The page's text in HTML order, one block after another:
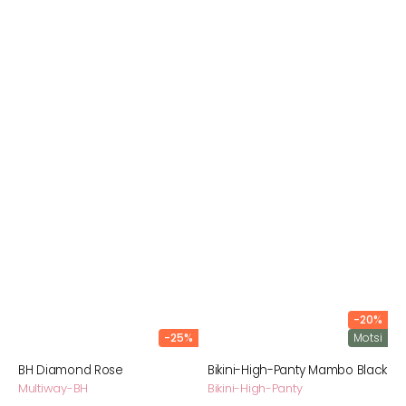
-25%
BH Diamond Rose
Multiway-BH
-20%
Motsi
Bikini-High-Panty Mambo Black
Bikini-High-Panty